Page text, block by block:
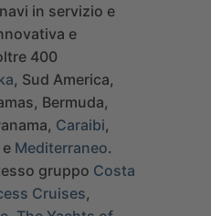
in servizio e
e
400
, Sud America,
Bermuda,
Caraibi,
e Mediterraneo.
gruppo Costa
Cruises,